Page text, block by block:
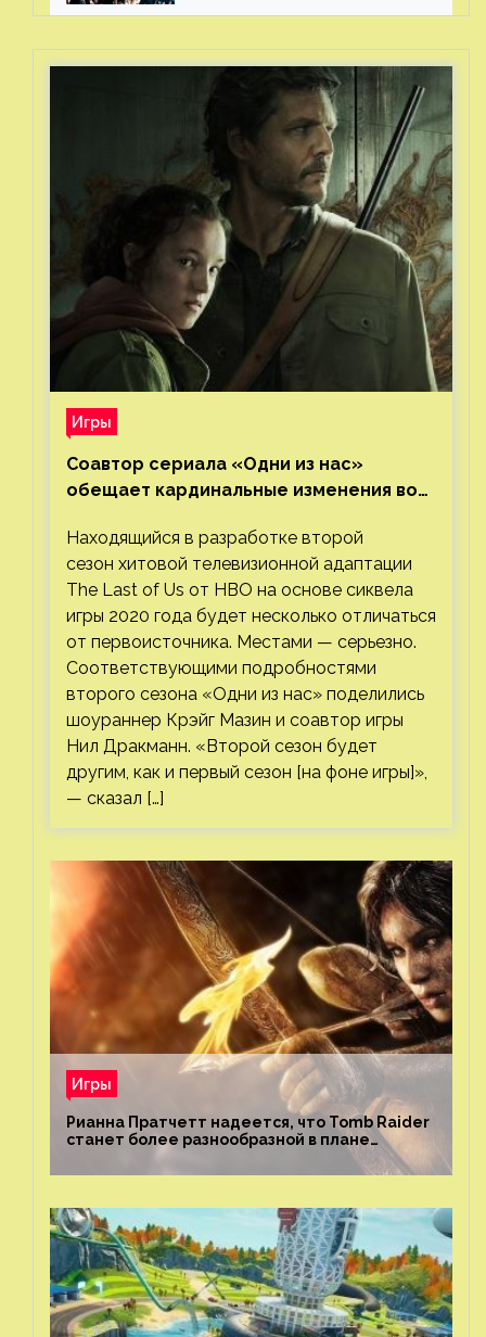
Игры
Соавтор сериала «Одни из нас»
обещает кардинальные изменения во
Находящийся в разработке второй
сезон хитовой телевизионной адаптации
The Last of Us от HBO на основе сиквела
игры 2020 года будет несколько отличаться
от первоисточника. Местами — серьезно.
Соответствующими подробностями
второго сезона «Одни из нас» поделились
шоураннер Крэйг Мазин и соавтор игры
Нил Дракманн. «Второй сезон будет
другим, как и первый сезон [на фоне игры]»,
— сказал […]
Игры
Рианна Пратчетт надеется, что Tomb Raider
станет более разнообразной в плане
репрезентации